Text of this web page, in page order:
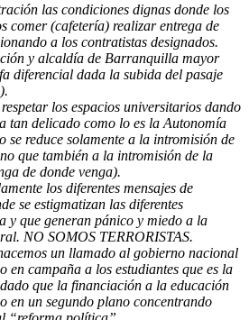
las condiciones dignas donde los
comer (cafetería) realizar entrega de
a los contratistas designados.
y alcaldía de Barranquilla mayor
diferencial dada la subida del pasaje
los espacios universitarios dando
tan delicado como lo es la Autonomía
se reduce solamente a la intromisión de
que también a la intromisión de la
de donde venga).
los diferentes mensajes de
se estigmatizan las diferentes
y que generan pánico y miedo a la
NO SOMOS TERRORISTAS.
un llamado al gobierno nacional
en campaña a los estudiantes que es la
que la financiación a la educación
en un segundo plano concentrando